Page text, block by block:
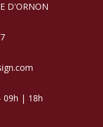
D'ORNON
09h | 18h